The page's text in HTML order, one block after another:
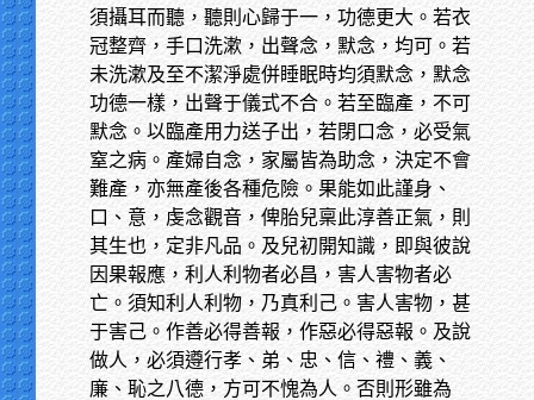
須攝耳而聽，聽則心歸于一，功德更大。若衣
冠整齊，手口洗漱，出聲念，默念，均可。若
未洗漱及至不潔淨處併睡眠時均須默念，默念
功德一樣，出聲于儀式不合。若至臨產，不可
默念。以臨產用力送子出，若閉口念，必受氣
窒之病。產婦自念，家屬皆為助念，決定不會
難產，亦無產後各種危險。果能如此謹身、
口、意，虔念觀音，俾胎兒稟此淳善正氣，則
其生也，定非凡品。及兒初開知識，即與彼說
因果報應，利人利物者必昌，害人害物者必
亡。須知利人利物，乃真利己。害人害物，甚
于害己。作善必得善報，作惡必得惡報。及說
做人，必須遵行孝、弟、忠、信、禮、義、
廉、恥之八德，方可不愧為人。否則形雖為